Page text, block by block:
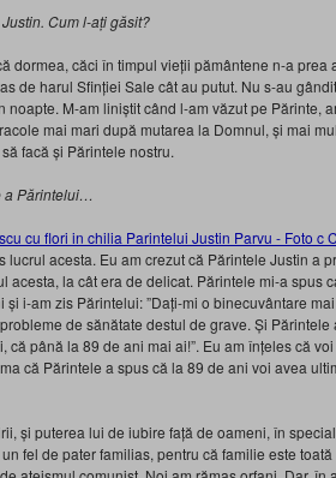
Cum l-ați găsit?
dormea, căci în timpul vieții pământene n-a
de harul Sfinției Sale cât au putut. Nu s-au
noapte. M-am liniștit când l-am văzut pe Părinte,
mai mari după mutarea la Domnul, și mai
facă și Părintele nostru.
a Părintelui…
lucrul acesta. Eu am crezut că Părintele Justin a
acesta, la cât era de delicat. Părintele mi-a spus
i-am zis Părintelui: ”Dați-mi o binecuvântare
de sănătate destul de grave. Și
că până la 89 de ani mai ai!”. Eu am înțeles că
că Părintele a spus că la 89 de ani voi avea
și puterea lui de iubire față de oameni, în
fel de pater familias, pentru că familie este